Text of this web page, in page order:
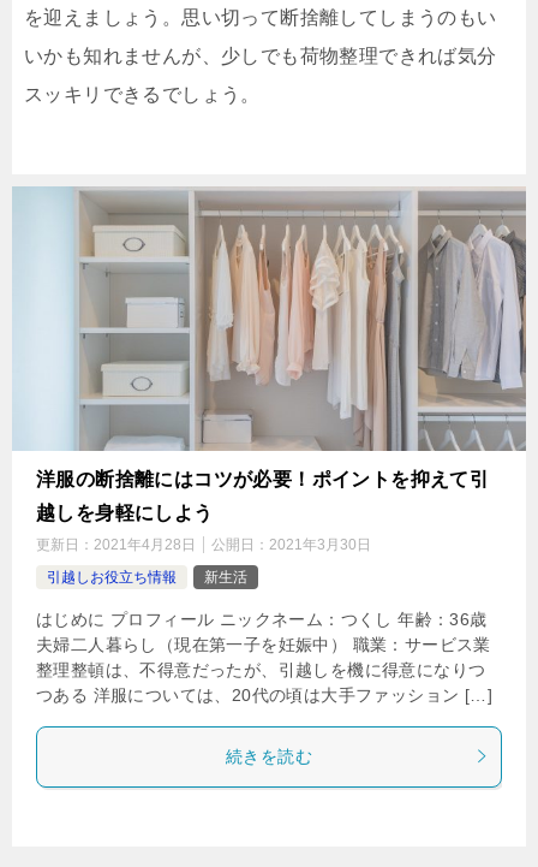
を迎えましょう。思い切って断捨離してしまうのもい
いかも知れませんが、少しでも荷物整理できれば気分
スッキリできるでしょう。
洋服の断捨離にはコツが必要！ポイントを抑えて引
越しを身軽にしよう
更新日： 2021年4月28日 公開日： 2021年3月30日
引越しお役立ち情報
新生活
はじめに プロフィール ニックネーム：つくし 年齢：36歳
夫婦二人暮らし（現在第一子を妊娠中） 職業：サービス業
整理整頓は、不得意だったが、引越しを機に得意になりつ
つある 洋服については、20代の頃は大手ファッション […]
続きを読む